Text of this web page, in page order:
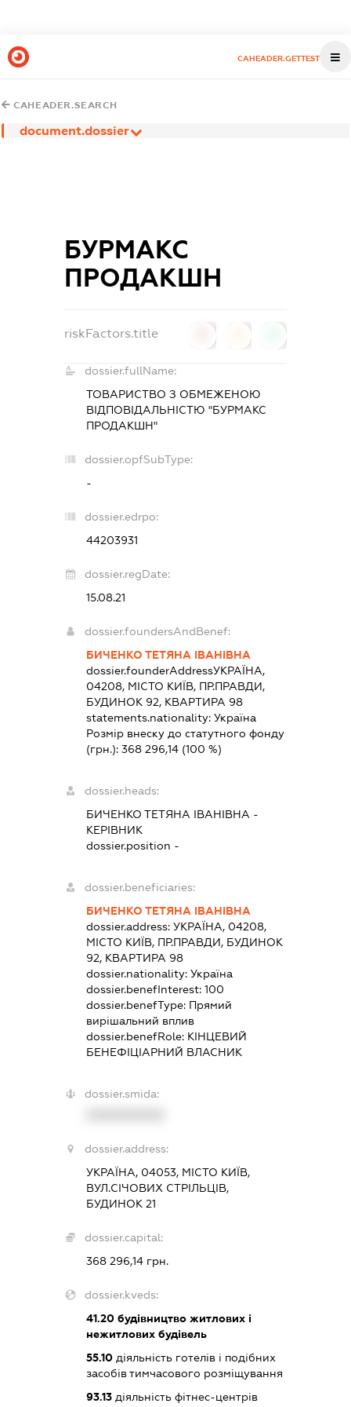
CAHEADER.GETTEST
CAHEADER.SEARCH
document.dossier
БУРМАКС
ПРОДАКШН
riskFactors.title
dossier.fullName:
ТОВАРИСТВО З ОБМЕЖЕНОЮ
ВІДПОВІДАЛЬНІСТЮ "БУРМАКС
ПРОДАКШН"
dossier.opfSubType:
-
dossier.edrpo:
44203931
dossier.regDate:
15.08.21
dossier.foundersAndBenef:
БИЧЕНКО ТЕТЯНА ІВАНІВНА
dossier.founderAddressУКРАЇНА,
04208, МІСТО КИЇВ, ПР.ПРАВДИ,
БУДИНОК 92, КВАРТИРА 98
statements.nationality:Україна
Розмір внеску до статутного фонду
(грн.):368 296,14 (100 %)
dossier.heads:
БИЧЕНКО ТЕТЯНА ІВАНІВНА -
КЕРІВНИК
dossier.position -
dossier.beneficiaries:
БИЧЕНКО ТЕТЯНА ІВАНІВНА
dossier.address:УКРАЇНА, 04208,
МІСТО КИЇВ, ПР.ПРАВДИ, БУДИНОК
92, КВАРТИРА 98
dossier.nationality:Україна
dossier.benefInterest:100
dossier.benefType: Прямий
вирішальний вплив
dossier.benefRole: КІНЦЕВИЙ
БЕНЕФІЦІАРНИЙ ВЛАСНИК
dossier.smida:
dossier.address:
УКРАЇНА, 04053, МІСТО КИЇВ,
ВУЛ.СІЧОВИХ СТРІЛЬЦІВ,
БУДИНОК 21
dossier.capital:
368 296,14 грн.
dossier.kveds:
41.20 будівництво житлових і
нежитлових будівель
55.10 діяльність готелів і подібних
засобів тимчасового розміщування
93.13 діяльність фітнес-центрів